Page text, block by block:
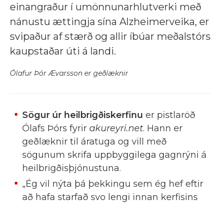
einangraður í umönnunarhlutverki með
nánustu ættingja sína Alzheimerveika, er
svipaður af stærð og allir íbúar meðalstórs
kaupstaðar úti á landi.
Ólafur Þór Ævarsson er geðlæknir
Sögur úr heilbrigðiskerfinu er pistlaröð
Ólafs Þórs fyrir akureyri.net. Hann er
geðlæknir til áratuga og vill með
sögunum skrifa uppbyggilega gagnrýni á
heilbrigðisþjónustuna.
„Ég vil nýta þá þekkingu sem ég hef eftir
að hafa starfað svo lengi innan kerfisins